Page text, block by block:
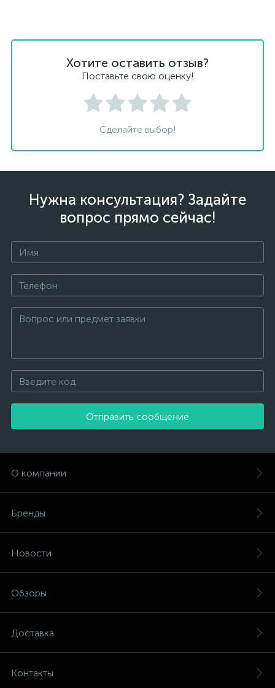
Хотите оставить отзыв?
Поставьте свою оценку!
Сделайте выбор!
Нужна консультация? Задайте
вопрос прямо сейчас!
Отправить сообщение
О компании
Бренды
Новости
Обзоры
Доставка
Контакты